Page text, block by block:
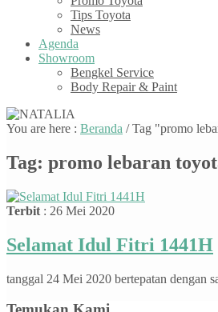
Tips Toyota
News
Agenda
Showroom
Bengkel Service
Body Repair & Paint
You are here : Beranda /Tag "promo
Tag: promo lebaran
Terbit : 26 Mei 2020
Selamat Idul Fitri 1441H
tanggal 24 Mei 2020 bertepatan dengan